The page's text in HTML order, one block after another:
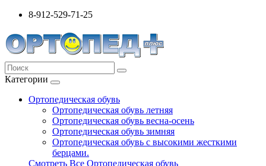
8-912-529-71-25
Категории
Ортопедическая обувь
Ортопедическая обувь летняя
Ортопедическая обувь весна-осень
Ортопедическая обувь зимняя
Ортопедическая обувь с высокими жесткими
берцами.
Смотреть Все Ортопедическая обувь